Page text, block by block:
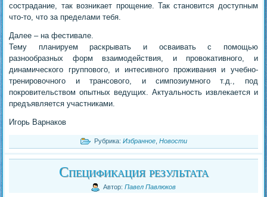
сострадание, так возникает прощение. Так становится доступным
что-то, что за пределами тебя.
Далее – на фестивале.
Тему планируем раскрывать и осваивать с помощью
разнообразных форм взаимодействия, и провокативного, и
динамического группового, и интесивного проживания и учебно-
тренировочного и трансового, и симпозиумного т.д., под
покровительством опытных ведущих. Актуальность извлекается и
предъявляется участниками.
Игорь Варнаков
Рубрика: Избранное Новости
Спецификация результата
Автор: Павел Павлюков